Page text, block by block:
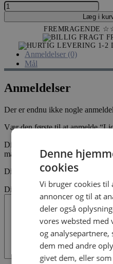
Liquorice
almond
small
Læg i
FREMRAGENDE
Anmeldelser (0)
Mål
Anmeldelser
Der er endnu ikke nogle
Vær den første til at anmelde
Din e-mailadresse vil ikke blive
markeret med*
Din bedømmelse*
Din anmeldelse *
Denne
cookies
Vi bruger cookies til
annoncer og til at
deler også
vores websted med
og
dem med andre
givet dem, eller